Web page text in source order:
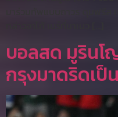
บอลสด มูรินโ
กรุงมาดริดเป็